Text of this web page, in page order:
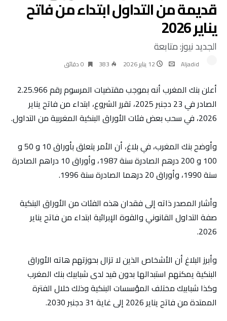
قديمة من التداول ابتداء من فاتح
يناير 2026
الجديد نيوز: متابعة
Aljadid 12 يناير 2026 383 0 ‫دقائق‬
أعلن بنك المغرب أنه بموجب مقتضيات المرسوم رقم 2.25.966
الصادر في 23 دجنبر 2025، تقرر الشروع، ابتداء من فاتح يناير
2026، في سحب بعض فئات الأوراق البنكية المغربية من التداول.
وأوضح بنك المغرب، في بلاغ، أن الأمر يتعلق بأوراق 10 و 50 و
100 و 200 درهم الصادرة سنة 1987، وأوراق 10 دراهم الصادرة
سنة 1990، وأوراق 20 درهما الصادرة سنة 1996.
وأشار المصدر ذاته إلى فقدان هذه الفئات من الأوراق البنكية
صفة التداول القانوني والقوة الإبرائية ابتداء من فاتح يناير
2026.
وأبرز البلاغ أن الأشخاص الذين لا تزال بحوزتهم هاته الأوراق
البنكية يمكنهم استبدالها بدون قيد لدى شبابيك بنك المغرب
وكذا شبابيك مختلف المؤسسات البنكية وذلك خلال الفترة
الممتدة من فاتح يناير 2026 إلى غاية 31 دجنبر 2030.